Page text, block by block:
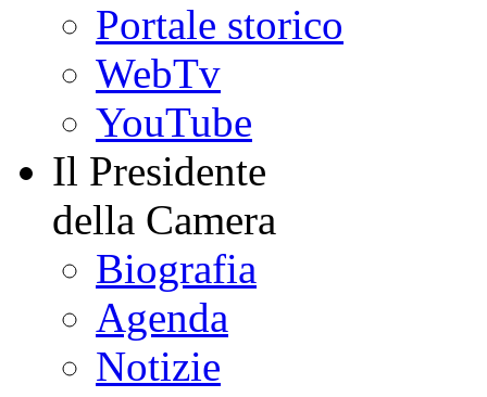
Portale storico
WebTv
YouTube
Il Presidente
della Camera
Biografia
Agenda
Notizie